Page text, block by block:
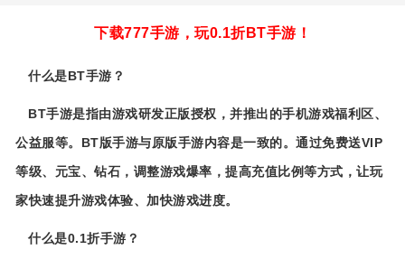
下载777手游，玩0.1折BT手游！
什么是BT手游？
BT手游是指由游戏研发正版授权，并推出的手机游戏福利区、
公益服等。BT版手游与原版手游内容是一致的。通过免费送VIP
等级、元宝、钻石，调整游戏爆率，提高充值比例等方式，让玩
家快速提升游戏体验、加快游戏进度。
什么是0.1折手游？